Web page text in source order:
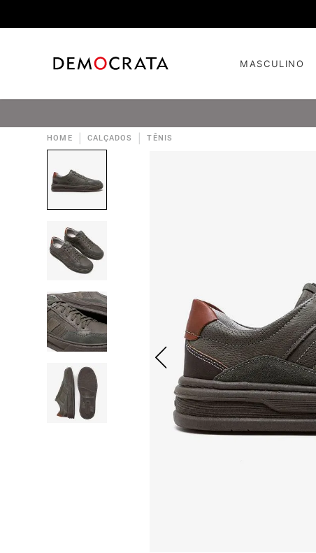
MASCULINO
HOME CALÇADOS TÊNIS